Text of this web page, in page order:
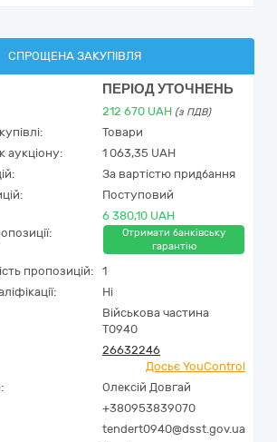
СПРОЩЕНА ЗАКУПІВЛЯ
ПЕРІОД УТОЧНЕНЬ
212 670 UAH (з ПДВ)
Товари
аукціону:
1 063,35 UAH
За вартістю придбання
Поступовий
6 380,10 UAH
Отримати банківську
гарантію
пропозицій:
1
Ні
Військова частина
Т0940
26632246
Досьє YouControl
Олексій Довгай
+380953839070
tendert0940@dsst.gov.ua